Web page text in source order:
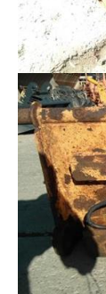
AUSLEGER
KABINE
GETRIEBE
MOTOR
BETON-